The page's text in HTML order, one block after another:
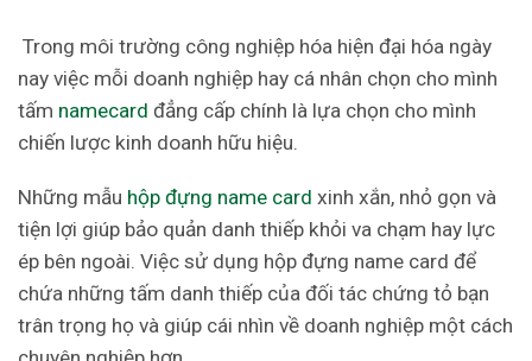
Trong môi trường công nghiệp hóa hiện đại hóa ngày
nay việc mỗi doanh nghiệp hay cá nhân chọn cho mình
tấm namecard đẳng cấp chính là lựa chọn cho mình
chiến lược kinh doanh hữu hiệu.
Những mẫu hộp đựng name card xinh xắn, nhỏ gọn và
tiện lợi giúp bảo quản danh thiếp khỏi va chạm hay lực
ép bên ngoài. Việc sử dụng hộp đựng name card để
chứa những tấm danh thiếp của đối tác chứng tỏ bạn
trân trọng họ và giúp cái nhìn về doanh nghiệp một cách